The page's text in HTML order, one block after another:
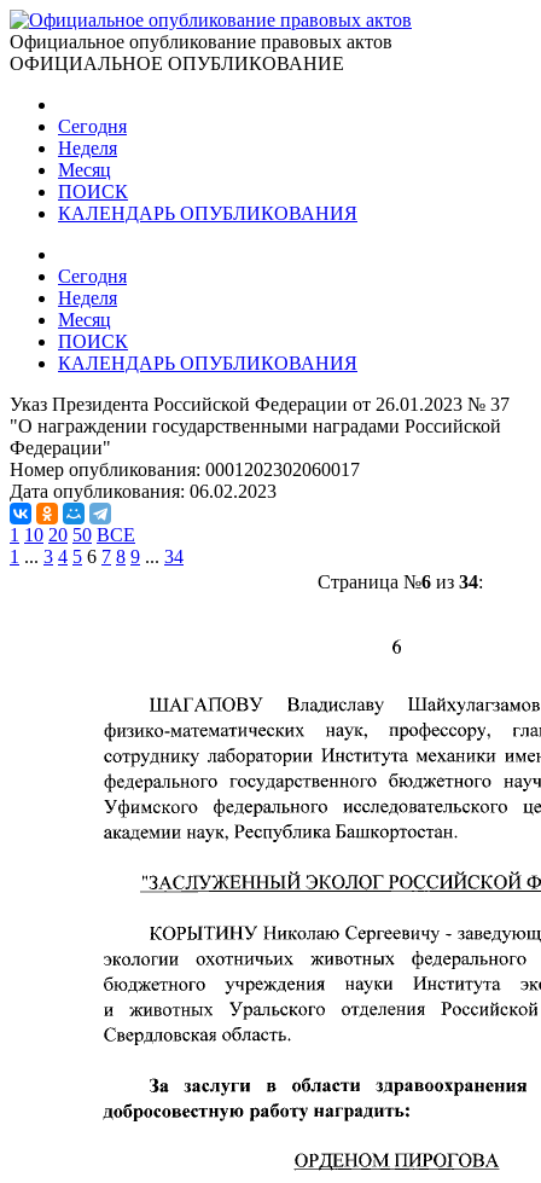
Официальное опубликование правовых актов
ОФИЦИАЛЬНОЕ ОПУБЛИКОВАНИЕ
Сегодня
Неделя
Месяц
ПОИСК
КАЛЕНДАРЬ ОПУБЛИКОВАНИЯ
Сегодня
Неделя
Месяц
ПОИСК
КАЛЕНДАРЬ ОПУБЛИКОВАНИЯ
Указ Президента Российской Федерации от 26.01.2023 № 37
"О награждении государственными наградами Российской
Федерации"
Номер опубликования: 0001202302060017
Дата опубликования: 06.02.2023
1 10 20 50 ВСЕ
1 ... 3 4 5 6 7 8 9 ... 34
Страница №6из 34: